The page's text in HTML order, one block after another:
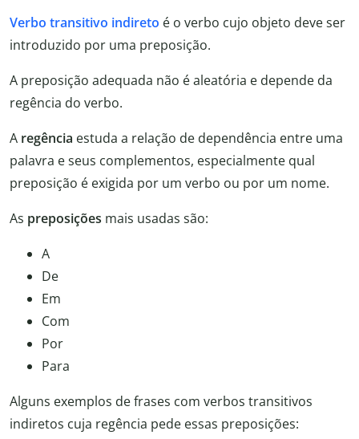
Verbo transitivo indireto é o verbo cujo objeto deve ser
introduzido por uma preposição.
A preposição adequada não é aleatória e depende da
regência do verbo.
A regência estuda a relação de dependência entre uma
palavra e seus complementos, especialmente qual
preposição é exigida por um verbo ou por um nome.
As preposições mais usadas são:
A
De
Em
Com
Por
Para
Alguns exemplos de frases com verbos transitivos
indiretos cuja regência pede essas preposições: